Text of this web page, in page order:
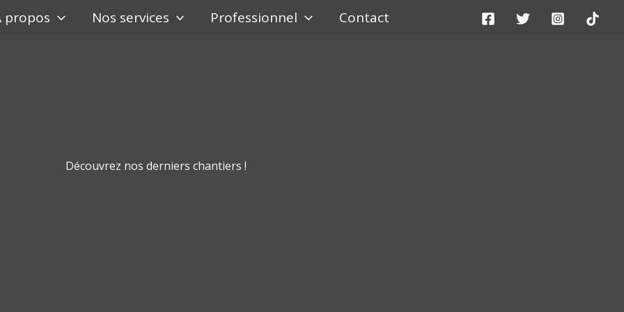
propos Nos services Professionnel Contact
Découvrez nos derniers chantiers !